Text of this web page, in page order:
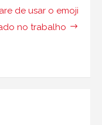
de usar o emoji
no trabalho